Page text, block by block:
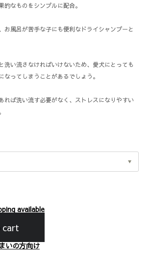
的なものをシンプルに配合。
お風呂が苦手な子にも便利なドライシャンプーと
洗い流さなければいけないため、愛犬にとっても
なってしまうことがあるでしょう。
れば洗い流す必要がなく、ストレスになりやすい
available
cart
いの方向け